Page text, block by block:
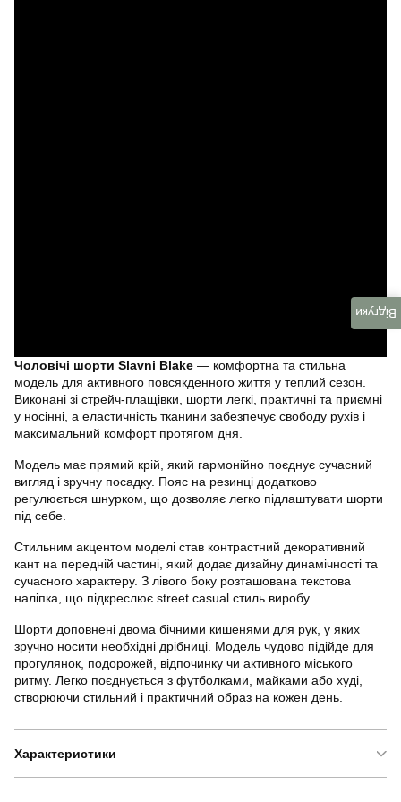
Чоловічі шорти Slavni Blake — комфортна та стильна
модель для активного повсякденного життя у теплий сезон.
Виконані зі стрейч-плащівки, шорти легкі, практичні та приємні
у носінні, а еластичність тканини забезпечує свободу рухів і
максимальний комфорт протягом дня.
Модель має прямий крій, який гармонійно поєднує сучасний
вигляд і зручну посадку. Пояс на резинці додатково
регулюється шнурком, що дозволяє легко підлаштувати шорти
під себе.
Стильним акцентом моделі став контрастний декоративний
кант на передній частині, який додає дизайну динамічності та
сучасного характеру. З лівого боку розташована текстова
наліпка, що підкреслює street casual стиль виробу.
Шорти доповнені двома бічними кишенями для рук, у яких
зручно носити необхідні дрібниці. Модель чудово підійде для
прогулянок, подорожей, відпочинку чи активного міського
ритму. Легко поєднується з футболками, майками або худі,
створюючи стильний і практичний образ на кожен день.
Характеристики
Відгуки